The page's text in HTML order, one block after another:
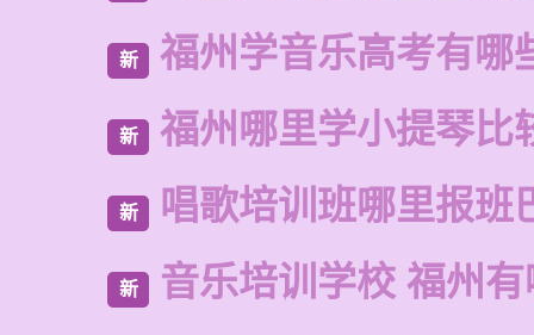
新 福州学音乐高考有哪
新 福州哪里学小提琴比
新 唱歌培训班哪里报班
新 音乐培训学校 福州